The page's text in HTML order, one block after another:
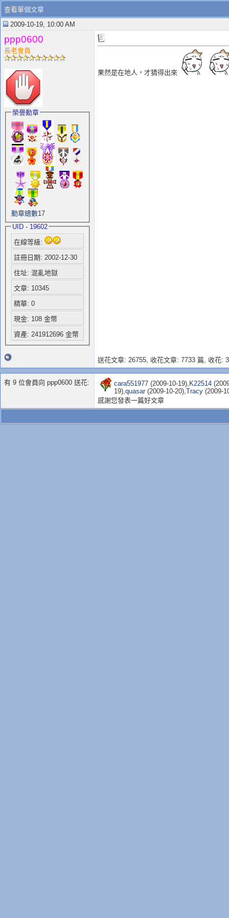
查看單個文章
2009-10-19, 10:00 AM
ppp0600
長老會員
榮譽勳章
勳章總數17
UID - 19602
在線等級:
註冊日期: 2002-12-30
住址: 混亂地獄
文章: 10345
精華: 0
現金: 108 金幣
資產: 241912696 金幣
果然是在地人，才猜得出來
送花文章: 26755, 收花文章: 7733 篇, 收花:
有 9 位會員向 ppp0600 送花: cara551977 (2009-10-19), K22514
19),quasar(2009-10-20),Tracy (2009-
感謝您發表一篇好文章